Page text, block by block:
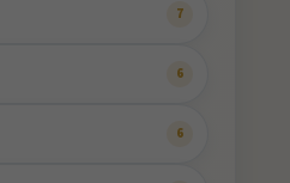
7
6
6